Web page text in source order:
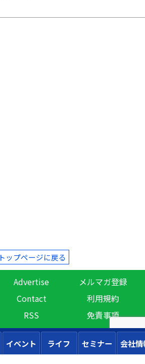
トップページに戻る
Advertise
メルマガ登録
Contact
利用規約
RSS 免責事項
イベント ライフ セミナー 会社